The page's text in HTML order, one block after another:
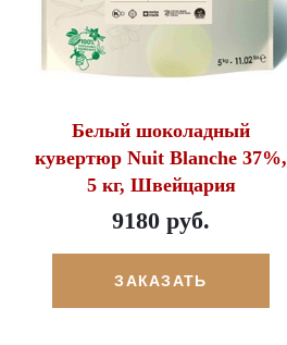
Белый шоколадный
кувертюр Nuit Blanche 37%,
5 кг, Швейцария
9180 руб.
ЗАКАЗАТЬ